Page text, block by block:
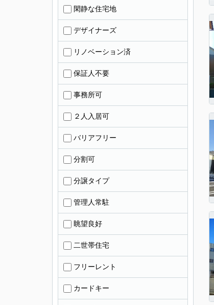
閑静な住宅地
デザイナーズ
リノベーション済
保証人不要
事務所可
２人入居可
バリアフリー
分割可
分譲タイプ
管理人常駐
眺望良好
二世帯住宅
フリーレント
カードキー